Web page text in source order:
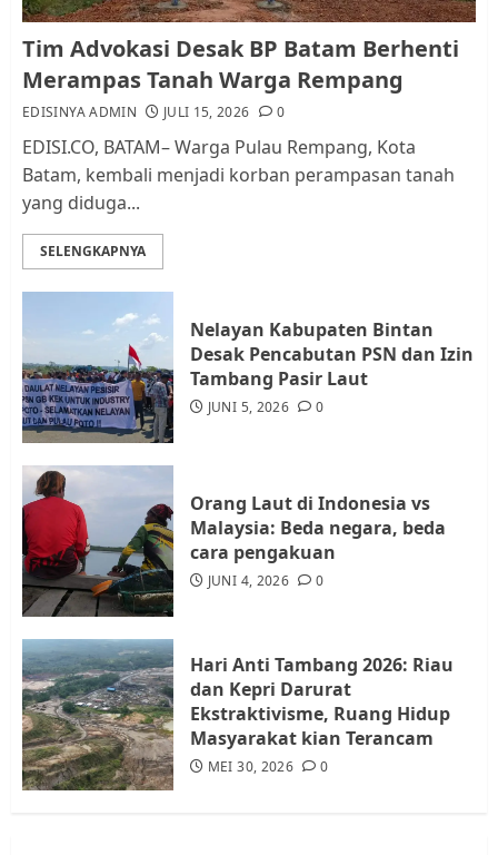
Kader Pajak jadi Penghubung
Pemerintah dan Masyarakat di
Lingkungan RT/RW
AGUSTUS 1, 2026
4
Warga Rempang Ajukan
Audiensi dengan Wali Kota
5
Tim Advokasi Desak BP Batam
Berhenti Merampas Tanah
Tim Advokasi Desak BP Batam Berhenti
Merampas Tanah Warga Rempang
EDISINYA ADMIN JULI 15, 2026 0
EDISI.CO, BATAM– Warga Pulau Rempang, Kota
Batam, kembali menjadi korban perampasan tanah
yang diduga...
SELENGKAPNYA
Nelayan Kabupaten Bintan
Desak Pencabutan PSN dan Izin
Tambang Pasir Laut
JUNI 5, 2026 0
Orang Laut di Indonesia vs
Malaysia: Beda negara, beda
cara pengakuan
JUNI 4, 2026 0
Hari Anti Tambang 2026: Riau
dan Kepri Darurat
Ekstraktivisme, Ruang Hidup
Masyarakat kian Terancam
MEI 30, 2026 0